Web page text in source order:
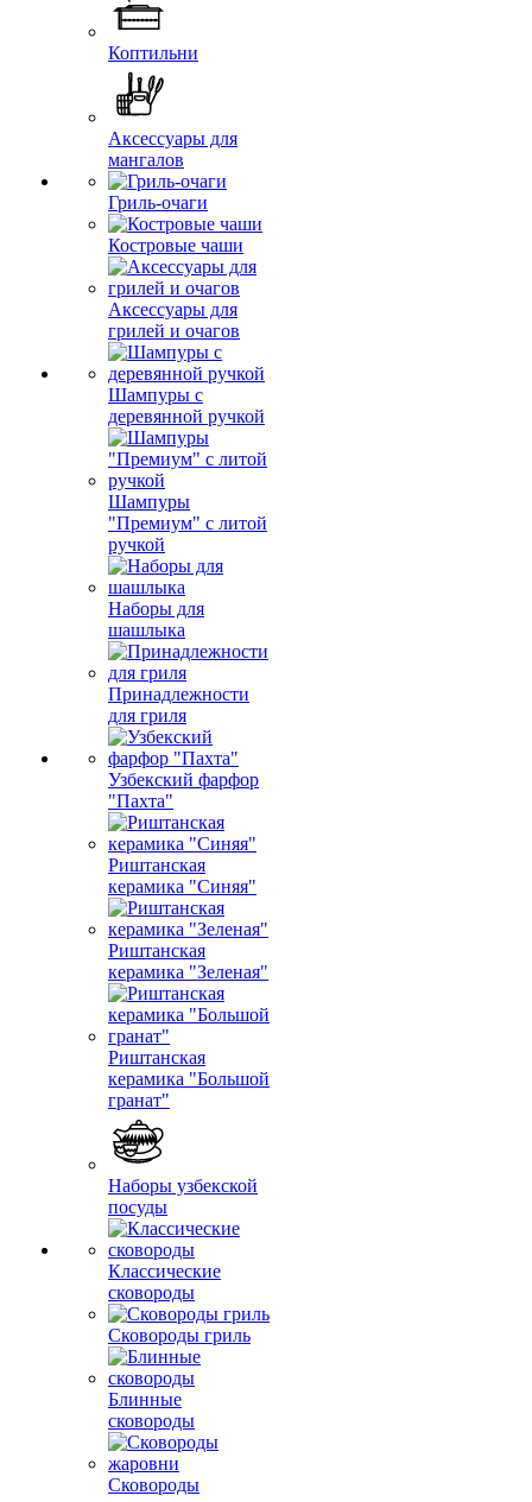
Коптильни
Аксессуары для
мангалов
Гриль-очаги
Костровые чаши
Аксессуары для
грилей и очагов
Шампуры с
деревянной ручкой
Шампуры
"Премиум" с литой
ручкой
Наборы для
шашлыка
Принадлежности
для гриля
Узбекский фарфор
"Пахта"
Риштанская
керамика "Синяя"
Риштанская
керамика "Зеленая"
Риштанская
керамика "Большой
гранат"
Наборы узбекской
посуды
Классические
сковороды
Сковороды гриль
Блинные
сковороды
Сковороды